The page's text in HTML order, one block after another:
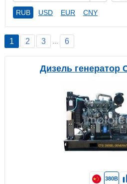
RUB USD EUR CNY
1 2 3 … 6
Дизель генератор
380В